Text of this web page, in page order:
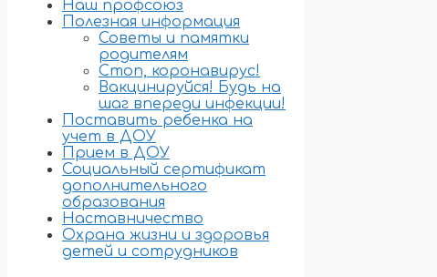
Наш профсоюз
Полезная информация
Советы и памятки
родителям
Стоп, коронавирус!
Вакцинируйся! Будь на
шаг впереди инфекции!
Поставить ребенка на
учет в ДОУ
Прием в ДОУ
Социальный сертификат
дополнительного
образования
Наставничество
Охрана жизни и здоровья
детей и сотрудников